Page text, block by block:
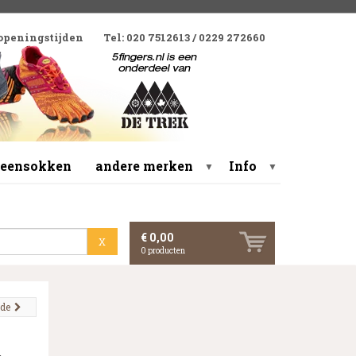
Tel: 020 7512613 / 0229 272660
andere merken ▼ Info ▼
X € 0,00
0 producten